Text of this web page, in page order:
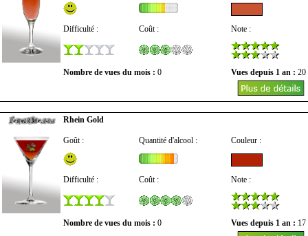
Difficulté : Coût : Note :
Nombre de vues du mois : 0 Vues depuis 1 an : 20
Rhein Gold
Goût : Quantité d'alcool : Couleur :
Difficulté : Coût : Note :
Nombre de vues du mois : 0 Vues depuis 1 an : 17